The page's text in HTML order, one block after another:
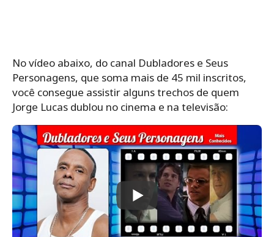
No vídeo abaixo, do canal Dubladores e Seus
Personagens, que soma mais de 45 mil inscritos,
você consegue assistir alguns trechos de quem
Jorge Lucas dublou no cinema e na televisão: